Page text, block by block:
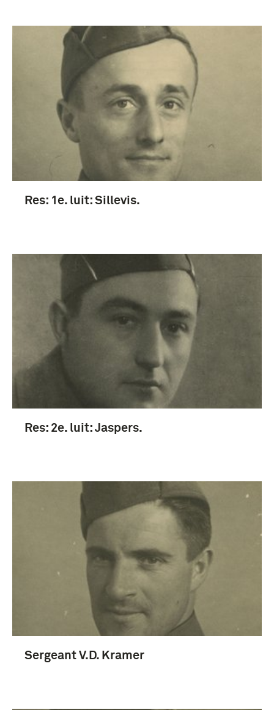
Meer
Res: 1e. luit: Sillevis.
Res: 2e. luit: Jaspers.
Sergeant V.D. Kramer